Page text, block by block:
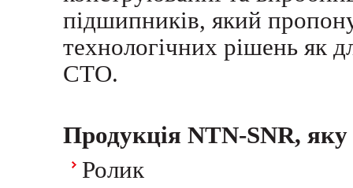
підшипників, який
технологічних рішень як
СТО.
Продукція NTN-SNR,
Ролик